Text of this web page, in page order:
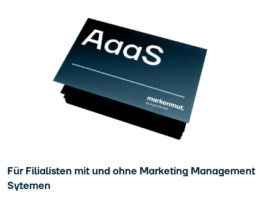
Für Filialisten mit und ohne Marketing Management
Sytemen